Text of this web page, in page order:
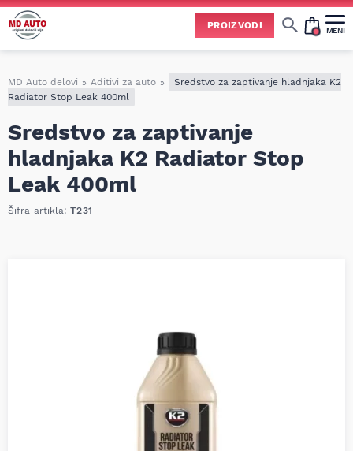
PROIZVODI MENI
MD Auto delovi » Aditivi za auto »
Sredstvo za zaptivanje hladnjaka K2
Radiator Stop Leak 400ml
Sredstvo za zaptivanje
hladnjaka K2 Radiator Stop
Leak 400ml
Šifra artikla:T231